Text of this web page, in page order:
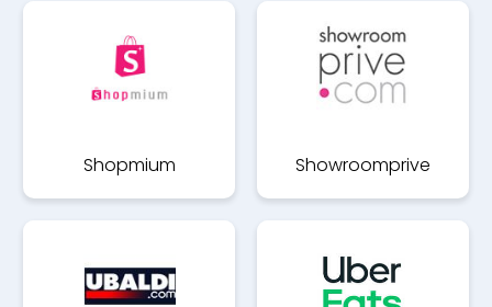
Shopmium Showroomprive